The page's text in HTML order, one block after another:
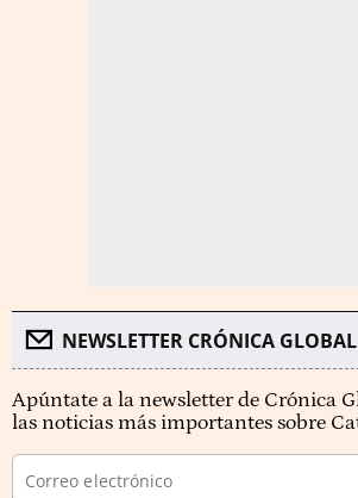
NEWSLETTER CRÓNICA GLOBAL
Apúntate a la newsletter de Crónica
las noticias más importantes sobre